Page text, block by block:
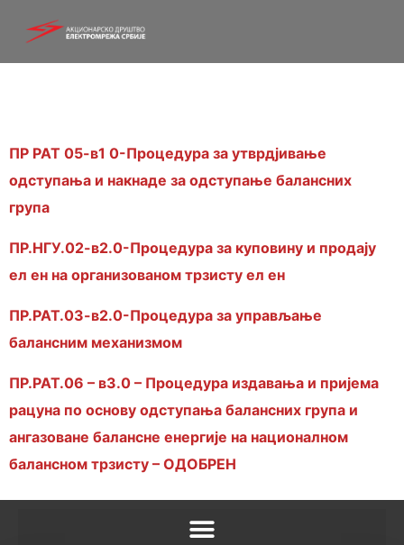
ПР РАТ 05-в1 0-Процедура за утврдјивање
одступања и накнаде за одступање балансних
група
ПР.НГУ.02-в2.0-Процедура за куповину и продају
ел ен на организованом трзисту ел ен
ПР.РАТ.03-в2.0-Процедура за управљање
балансним механизмом
ПР.РАТ.06 – в3.0 – Процедура издавања и пријема
рацуна по основу одступања балансних група и
ангазоване балансне енергије на националном
балансном трзисту – ОДОБРЕН